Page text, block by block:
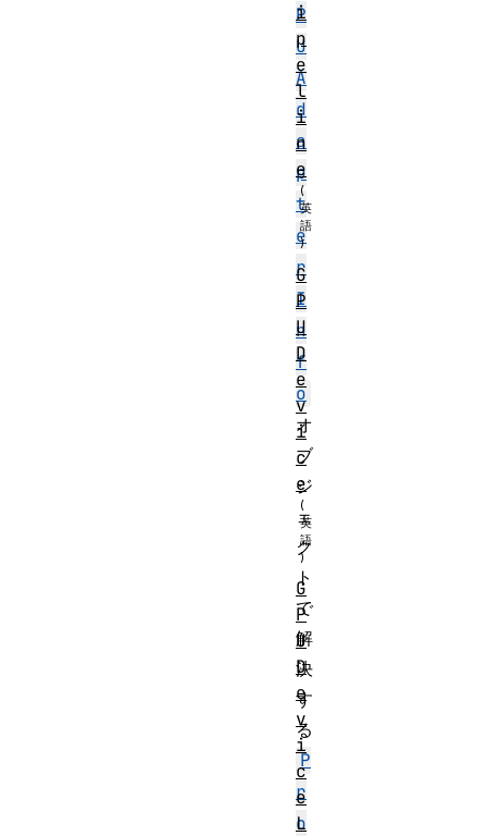
P
U
A
d
a
p
t
e
r
I
n
f
o
オ
ブ
ジ
ェ
ク
ト
で
解
決
す
る
P
r
o
i
p
e
l
i
n
e
G
P
U
D
e
v
i
c
e
G
P
U
D
e
v
i
c
e
L